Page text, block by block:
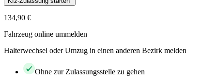
134,90 €
Fahrzeug online ummelden
Halterwechsel oder Umzug in einen anderen Bezirk melden
Ohne zur Zulassungsstelle zu gehen